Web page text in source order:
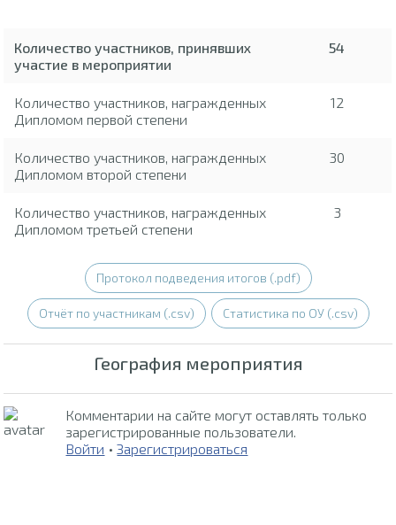
Количество участников, принявших
участие в мероприятии
54
Количество участников, награжденных
Дипломом первой степени
12
Количество участников, награжденных
Дипломом второй степени
30
Количество участников, награжденных
Дипломом третьей степени
3
Протокол подведения итогов (.pdf)
Отчёт по участникам (.csv) Статистика по ОУ (.csv)
География мероприятия
Комментарии на сайте могут оставлять только
зарегистрированные пользователи.
Войти •Зарегистрироваться